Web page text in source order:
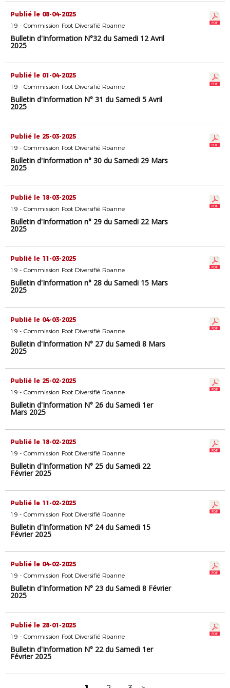
Publié le 08-04-2025
19 - Commission Foot Diversifié Roanne
Bulletin d'Information N°32 du Samedi 12 Avril
2025
Publié le 01-04-2025
19 - Commission Foot Diversifié Roanne
Bulletin d'Information N° 31 du Samedi 5 Avril
2025
Publié le 25-03-2025
19 - Commission Foot Diversifié Roanne
Bulletin d'Information n° 30 du Samedi 29 Mars
2025
Publié le 18-03-2025
19 - Commission Foot Diversifié Roanne
Bulletin d'Information n° 29 du Samedi 22 Mars
2025
Publié le 11-03-2025
19 - Commission Foot Diversifié Roanne
Bulletin d'Information n° 28 du Samedi 15 Mars
2025
Publié le 04-03-2025
19 - Commission Foot Diversifié Roanne
Bulletin d'Information N° 27 du Samedi 8 Mars
2025
Publié le 25-02-2025
19 - Commission Foot Diversifié Roanne
Bulletin d'Information N° 26 du Samedi 1er
Mars 2025
Publié le 18-02-2025
19 - Commission Foot Diversifié Roanne
Bulletin d'Information N° 25 du Samedi 22
Février 2025
Publié le 11-02-2025
19 - Commission Foot Diversifié Roanne
Bulletin d'Information N° 24 du Samedi 15
Février 2025
Publié le 04-02-2025
19 - Commission Foot Diversifié Roanne
Bulletin d'Information N° 23 du Samedi 8 Février
2025
Publié le 28-01-2025
19 - Commission Foot Diversifié Roanne
Bulletin d'Information N° 22 du Samedi 1er
Février 2025